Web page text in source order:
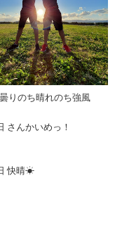
りのち晴れのち強風
さんかいめっ！
快晴☀︎